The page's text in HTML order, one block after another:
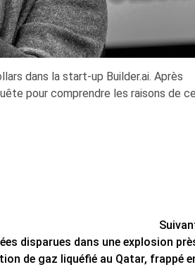
dans la start-up Builder.ai. Après
pour comprendre les raisons de ce
disparues dans une explosion
de gaz liquéfié au Qatar, frappé